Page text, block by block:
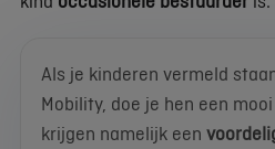
Als je kinderen vermeld
Mobility, doe je hen een
krijgen namelijk een